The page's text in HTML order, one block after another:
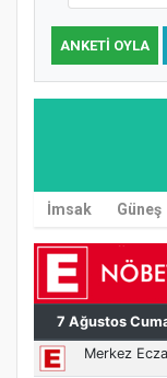
ANKETI OYLA
İmsak Güneş